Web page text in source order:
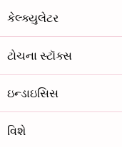
કેલ્ક્યુલેટર
ટોચના સ્ટૉક્સ
ઇન્ડાઇસિસ
વિશે